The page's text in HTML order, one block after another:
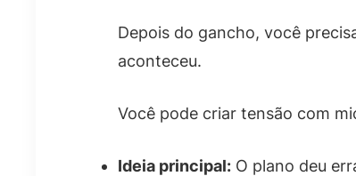
Depois do gancho, você
aconteceu.
Você pode criar tensão com
Ideia principal: O plano deu